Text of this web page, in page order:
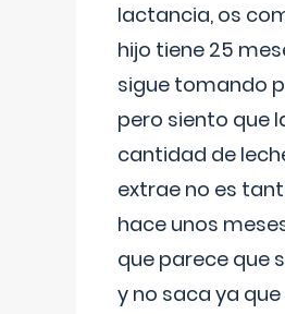
lactancia, os
hijo tiene 25
sigue tomando
pero siento que
cantidad de
extrae no es
hace unos
que parece que
y no saca ya que